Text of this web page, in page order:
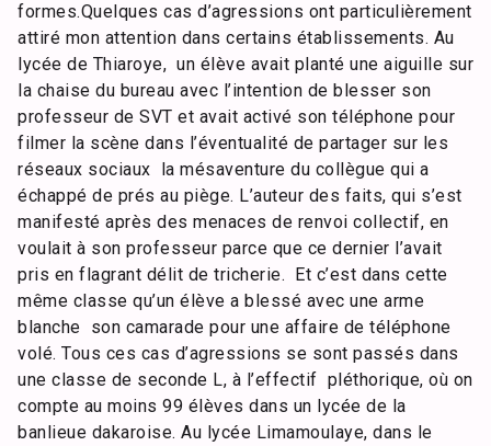
formes.Quelques cas d’agressions ont particulièrement
attiré mon attention dans certains établissements. Au
lycée de Thiaroye, un élève avait planté une aiguille sur
la chaise du bureau avec l’intention de blesser son
professeur de SVT et avait activé son téléphone pour
filmer la scène dans l’éventualité de partager sur les
réseaux sociaux la mésaventure du collègue qui a
échappé de prés au piège. L’auteur des faits, qui s’est
manifesté après des menaces de renvoi collectif, en
voulait à son professeur parce que ce dernier l’avait
pris en flagrant délit de tricherie. Et c’est dans cette
même classe qu’un élève a blessé avec une arme
blanche son camarade pour une affaire de téléphone
volé. Tous ces cas d’agressions se sont passés dans
une classe de seconde L, à l’effectif pléthorique, où on
compte au moins 99 élèves dans un lycée de la
banlieue dakaroise. Au lycée Limamoulaye, dans le